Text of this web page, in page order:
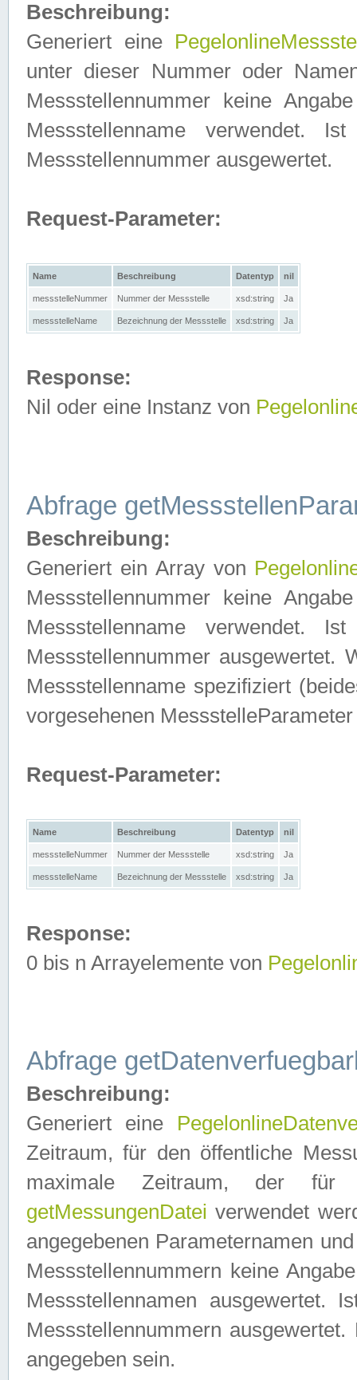
Beschreibung:
Generiert eine
unter dieser Nummer oder
Messstellennummer keine
Messstellenname verwendet.
Messstellennummer ausgewertet.
Request-Parameter:
Name Beschreibung Datentyp nil
messstelleNummer Nummer der Messstelle xsd:string Ja
messstelleName Bezeichnung der Messstelle xsd:string Ja
Response:
Nil oder eine Instanz von
Abfrage
Beschreibung:
Generiert ein Array von
Messstellennummer keine
Messstellenname verwendet.
Messstellennummer ausgewertet.
Messstellenname spezifiziert
vorgesehenen
Request-Parameter:
Name Beschreibung Datentyp nil
messstelleNummer Nummer der Messstelle xsd:string Ja
messstelleName Bezeichnung der Messstelle xsd:string Ja
Response:
0 bis n Arrayelemente von
Abfrage
Beschreibung:
Generiert eine
Zeitraum, für den öffentliche
maximale Zeitraum, der
getMessungenDatei verwendet
angegebenen Parameternamen
Messstellennummern keine
Messstellennamen ausgewertet.
Messstellennummern
angegeben sein.